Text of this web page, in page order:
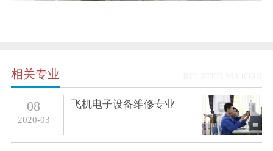
相关专业
08
2020-03
飞机电子设备维修专业